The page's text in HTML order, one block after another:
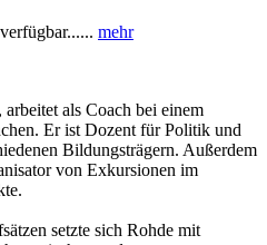
mehr
arbeitet als Coach bei einem
Er ist Dozent für Politik und
Bildungsträgern. Außerdem
von Exkursionen im
setzte sich Rohde mit